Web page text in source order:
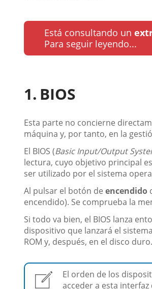
Está consultando un
Para seguir leyendo...
BIOS
Esta parte no concierne
máquina y, por tanto, en la
El BIOS (Basic Input/Output
lectura, cuyo objetivo principal
ser utilizado por el sistema
Al pulsar el botón de encendido
encendido). Se comprueba la
Si todo va bien, el BIOS lanza
dispositivo que lanzará el
ROM y, después, en el disco duro.
El orden de los
acceder a esta